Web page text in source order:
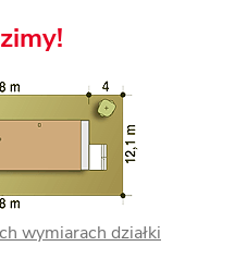
wymiarach działki